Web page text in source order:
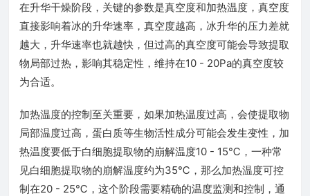
在升华干燥阶段，关键的参数是真空度和加热温度，真空度
直接影响着冰的升华速率，真空度越高，冰升华的压力差就
越大，升华速率也就越快，但过高的真空度可能会导致提取
物局部过热，影响其稳定性，维持在10 - 20Pa的真空度较
为合适。
加热温度的控制至关重要，如果加热温度过高，会使提取物
局部温度过高，蛋白质等生物活性成分可能会发生变性，加
热温度要低于白细胞提取物的崩解温度10 - 15℃，一种常
见白细胞提取物的崩解温度约为35℃，那么加热温度可控
制在20 - 25℃，这个阶段需要精确的温度监测和控制，通